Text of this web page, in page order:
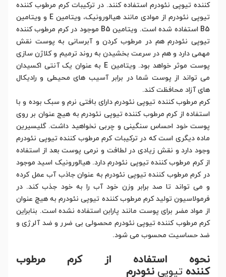
کننده تیوپی نئودرم استفاده کنند. در ترکیبات کرم مرطوب کننده
تیوپی نئودرم از موادی مانند هیالورونیک، ویتامین E و ویتامین
B5 استفاده شده است. ویتامین B5 موجود در کرم مرطوب کننده
تیوپی نئودرم هم در مرطوب کردن و آبرسانی به پوست نقش
مهمی دارد و هم در سرعت بخشیدن به روند ترمیم و کلاژن سازی
پوست موثر خواهد بود. ویتامین E به عنوان یک آنتی اکسیدان
می تواند از پوست شما در برابر آسیب های محیطی و رادیکال
های آزاد محافظت کند.
کرم مرطوب کننده تیوپی نئودرم دارای بافتی نرم و سبک بوده و با
استفاده از کرم مرطوب کننده تیوپی نئودرم به هیج عنوان بر روی
پوست خود احساس سنگینی و چربی نخواهید داشت. گلیسیرین
ماده دیگری است که در ترکیبات کرم مرطوب کننده تیوپی نئودرم
وجود دارد و نقش زیادی در لطافت و نرمی پوست بعد از استفاده
از کرم مرطوب کننده تیوپی نئودرم دارد. هیالورونیک اسید موجود
در کرم مرطوب کننده تیوپی نئودرم به عنوان جاذب آب عمل کرده
و می تواند تا صد برابر وزن خود آب را به خود جذب کند. در
فرمولاسیون تولید کرم مرطوب کننده تیوپی نئودرم به هیچ عنوان
از مواد مضر برای پوست مانند پارابن استفاده نشده است. بنابراین
کرم مرطوب کننده تیوپی نئودرم محصولی بی ضرر و ضد آلرژی و
ضد حساسیت محسوب می شود.
نحوه استفاده از کرم مرطوب
کننده تیوپی نئودرم